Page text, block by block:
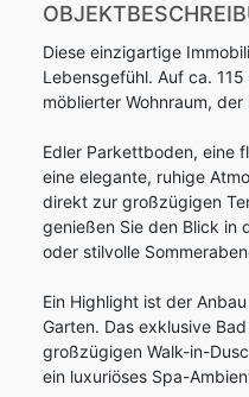
Diese einzigartige
Lebensgefühl. Auf ca.
möblierter Wohnraum,
Edler Parkettboden, eine
eine elegante, ruhige
direkt zur großzügigen
genießen Sie den Blick in
oder stilvolle
Ein Highlight ist der
Garten. Das exklusive
großzügigen Walk-in-
ein luxuriöses Spa-